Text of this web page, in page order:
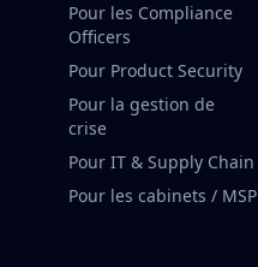
Pour les Compliance
Officers
Pour Product Security
Pour la gestion de
crise
Pour IT & Supply Chain
Pour les cabinets / MSP